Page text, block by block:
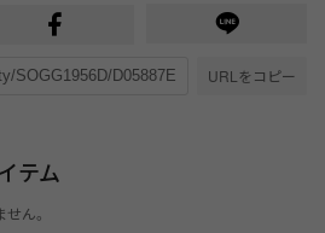
URLをコピー
テム
ん。